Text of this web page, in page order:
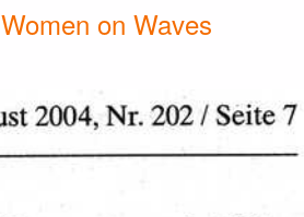
Women on Waves